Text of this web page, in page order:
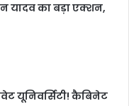
यादव का बड़ा एक्शन,
यूनिवर्सिटी! कैबिनेट